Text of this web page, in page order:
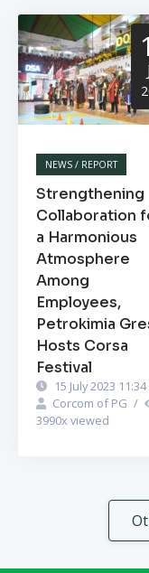
NEWS / REPORT
Strengthening
Collaboration
a Harmonious
Atmosphere
Among
Employees,
Petrokimia
Hosts Corsa
Festival
15 July 2023 11:34
Corcom of PG /
3990x viewed